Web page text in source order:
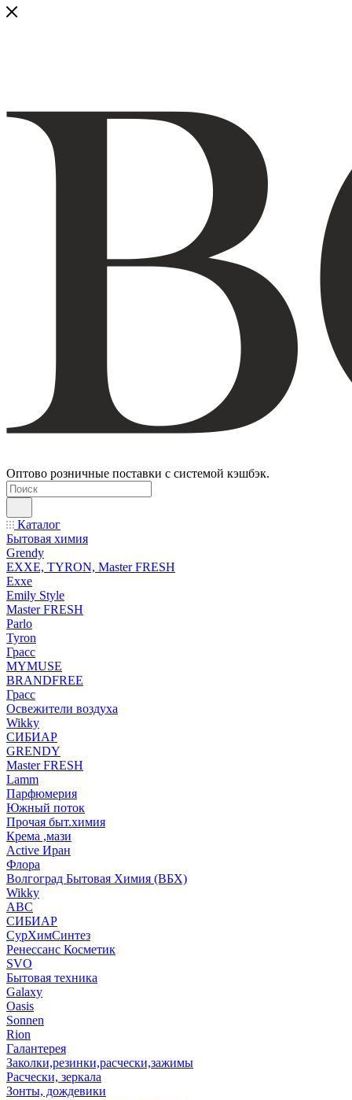
Оптово розничные поставки с системой кэшбэк.
Каталог
Бытовая химия
Grendy
EXXE, TYRON, Master FRESH
Exxe
Emily Style
Master FRESH
Parlo
Tyron
Грасс
MYMUSE
BRANDFREE
Грасс
Освежители воздуха
Wikky
СИБИАР
GRENDY
Master FRESH
Lamm
Парфюмерия
Южный поток
Прочая быт.химия
Крема ,мази
Аctive Иран
Флора
Волгоград Бытовая Химия (ВБХ)
Wikky
АВС
СИБИАР
СурХимСинтез
Ренессанс Косметик
SVO
Бытовая техника
Galaxy
Oasis
Sonnen
Rion
Галантерея
Заколки,резинки,расчески,зажимы
Расчески, зеркала
Зонты, дождевики